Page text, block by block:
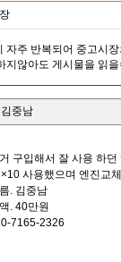
주 반복되어 중고시
지않아도 게시물을 읽
김중남
구입해서 잘 사용 하
사용했으며 엔진교
. 김중남
. 40만원
7165-2326